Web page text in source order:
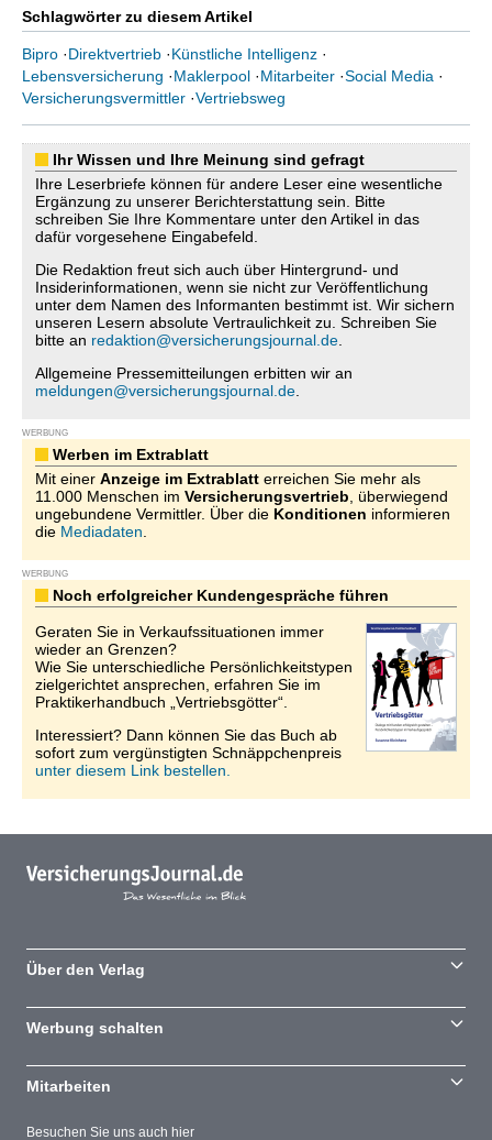
Schlagwörter zu diesem Artikel
Bipro ·Direktvertrieb ·Künstliche Intelligenz ·
Lebensversicherung ·Maklerpool ·Mitarbeiter ·Social Media ·
Versicherungsvermittler ·Vertriebsweg
Ihr Wissen und Ihre Meinung sind gefragt
Ihre Leserbriefe können für andere Leser eine wesentliche
Ergänzung zu unserer Berichterstattung sein. Bitte
schreiben Sie Ihre Kommentare unter den Artikel in das
dafür vorgesehene Eingabefeld.
Die Redaktion freut sich auch über Hintergrund- und
Insiderinformationen, wenn sie nicht zur Veröffentlichung
unter dem Namen des Informanten bestimmt ist. Wir sichern
unseren Lesern absolute Vertraulichkeit zu. Schreiben Sie
bitte an redaktion@versicherungsjournal.de
Allgemeine Pressemitteilungen erbitten wir an
meldungen@versicherungsjournal.de
WERBUNG
Werben im Extrablatt
Mit einer Anzeige im Extrablatt erreichen Sie mehr als
11.000 Menschen im Versicherungsvertrieb , überwiegend
ungebundene Vermittler. Über die Konditionen informieren
die Mediadaten
WERBUNG
Noch erfolgreicher Kundengespräche führen
Geraten Sie in Verkaufssituationen immer
wieder an Grenzen?
Wie Sie unterschiedliche Persönlichkeitstypen
zielgerichtet ansprechen, erfahren Sie im
Praktikerhandbuch „Vertriebsgötter“.
Interessiert? Dann können Sie das Buch ab
sofort zum vergünstigten Schnäppchenpreis
unter diesem Link bestellen.
Besuchen Sie uns auch hier
Über den Verlag
Werbung schalten
Mitarbeiten